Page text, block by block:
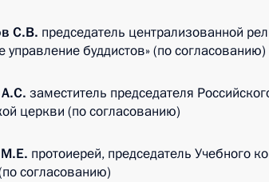
С.В. председатель централизованной
управление буддистов» (по согласованию)
заместитель председателя
церкви (по согласованию)
протоиерей, председатель Учебного
согласованию)